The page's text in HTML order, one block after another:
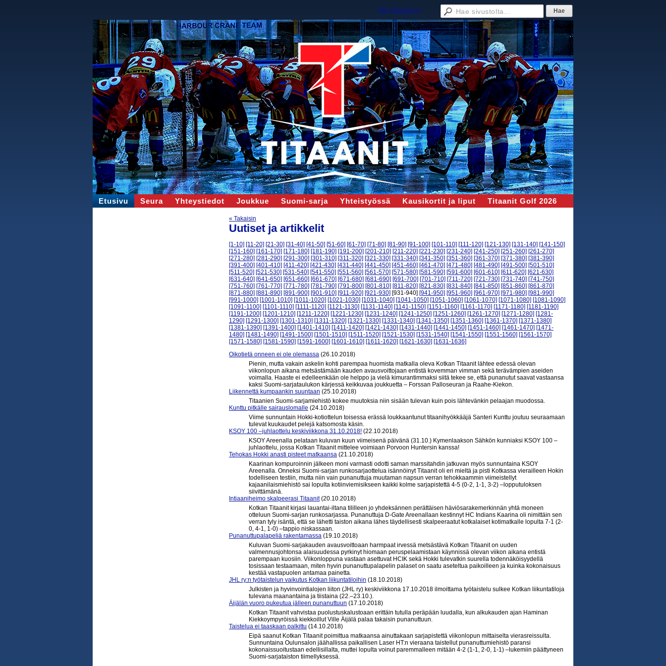
HK Titaanit ry
Etusivu Seura Yhteystiedot Joukkue Suomi-sarja Yhteistyössä Kausikortit ja liput Titaanit Golf 2026
« Takaisin
Uutiset ja artikkelit
[1-10] [11-20] [21-30] [31-40] [41-50] [51-60] [61-70] [71-80] [81-90] [91-100] [101-110] [111-120] [121-130] [131-140] [141-150]
[151-160] [161-170] [171-180] [181-190] [191-200] [201-210] [211-220] [221-230] [231-240] [241-250] [251-260] [261-270]
[271-280] [281-290] [291-300] [301-310] [311-320] [321-330] [331-340] [341-350] [351-360] [361-370] [371-380] [381-390]
[391-400] [401-410] [411-420] [421-430] [431-440] [441-450] [451-460] [461-470] [471-480] [481-490] [491-500] [501-510]
[511-520] [521-530] [531-540] [541-550] [551-560] [561-570] [571-580] [581-590] [591-600] [601-610] [611-620] [621-630]
[631-640] [641-650] [651-660] [661-670] [671-680] [681-690] [691-700] [701-710] [711-720] [721-730] [731-740] [741-750]
[751-760] [761-770] [771-780] [781-790] [791-800] [801-810] [811-820] [821-830] [831-840] [841-850] [851-860] [861-870]
[871-880] [881-890] [891-900] [901-910] [911-920] [921-930] [931-940] [941-950] [951-960] [961-970] [971-980] [981-990]
[991-1000] [1001-1010] [1011-1020] [1021-1030] [1031-1040] [1041-1050] [1051-1060] [1061-1070] [1071-1080] [1081-1090]
[1091-1100] [1101-1110] [1111-1120] [1121-1130] [1131-1140] [1141-1150] [1151-1160] [1161-1170] [1171-1180] [1181-1190]
[1191-1200] [1201-1210] [1211-1220] [1221-1230] [1231-1240] [1241-1250] [1251-1260] [1261-1270] [1271-1280] [1281-
1290] [1291-1300] [1301-1310] [1311-1320] [1321-1330] [1331-1340] [1341-1350] [1351-1360] [1361-1370] [1371-1380]
[1381-1390] [1391-1400] [1401-1410] [1411-1420] [1421-1430] [1431-1440] [1441-1450] [1451-1460] [1461-1470] [1471-
1480] [1481-1490] [1491-1500] [1501-1510] [1511-1520] [1521-1530] [1531-1540] [1541-1550] [1551-1560] [1561-1570]
[1571-1580] [1581-1590] [1591-1600] [1601-1610] [1611-1620] [1621-1630] [1631-1636]
Oikotietä onneen ei ole olemassa (26.10.2018)
Pienin, mutta vakain askelin kohti parempaa huomista matkalla oleva Kotkan Titaanit lähtee edessä olevan
viikonlopun aikana metsästämään kauden avausvoittojaan entistä kovemman vimman sekä terävämpien aseiden
voimalla. Haaste ei edelleenkään ole helppo ja vielä kimurantimmaksi siitä tekee se, että punanutut saavat vastaansa
kaksi Suomi-sarjataulukon kärjessä keikkuvaa joukkuetta – Forssan Palloseuran ja Raahe-Kiekon.
Liikennettä kumpaankin suuntaan (25.10.2018)
Titaanien Suomi-sarjamiehistö kokee muutoksia niin sisään tulevan kuin pois lähtevänkin pelaajan muodossa.
Kunttu pitkälle sairauslomalle (24.10.2018)
Viime sunnuntain Hokki-kotiottelun toisessa erässä loukkaantunut titaanihyökkääjä Santeri Kunttu joutuu seuraamaan
tulevat kuukaudet pelejä katsomosta käsin.
KSOY 100 –juhlaottelu keskiviikkona 31.10.2018! (22.10.2018)
KSOY Areenalla pelataan kuluvan kuun viimeisenä päivänä (31.10.) Kymenlaakson Sähkön kunniaksi KSOY 100 –
juhlaottelu, jossa Kotkan Titaanit mittelee voimiaan Porvoon Huntersin kanssa!
Tehokas Hokki anasti pisteet matkaansa (21.10.2018)
Kaarinan kompuroinnin jälkeen moni varmasti odotti saman marssitahdin jatkuvan myös sunnuntaina KSOY
Areenalla. Onneksi Suomi-sarjan runkosarjaottelua isännöinyt Titaanit oli eri mieltä ja pisti Kotkassa vierailleen Hokin
todelliseen testiin, mutta niin vain punanuttuja muutaman napsun verran tehokkaammin viimeistellyt
kajaanilaismiehistö sai lopulta kotiinviemisikseen kaikki kolme sarjapistettä 4-5 (0-2, 1-1, 3-2) –lopputuloksen
siivittämänä.
Intiaaniheimo skalpeerasi Titaanit (20.10.2018)
Kotkan Titaanit kirjasi lauantai-iltana tililleen jo yhdeksännen perättäisen häviösarakemerkinnän yhtä moneen
otteluun Suomi-sarjan runkosarjassa. Punanuttuja D-Gate Areenallaan kestinnyt HC Indians Kaarina oli nimittäin sen
verran tyly isäntä, että se lähetti taiston aikana lähes täydellisesti skalpeeraatut kotkalaiset kotimatkalle lopulta 7-1 (2-
0, 4-1, 1-0) –tappio niskassaan.
Punanuttupalapeliä rakentamassa (19.10.2018)
Kuluvan Suomi-sarjakauden avausvoittoaan harmpaat irvessä metsästävä Kotkan Titaanit on uuden
valmennusjohtonsa alaisuudessa pyrkinyt hiomaan peruspelaamistaan käynnissä olevan viikon aikana entistä
parempaan kuosiin. Viikonloppuna vastaan asettuvat HCIK sekä Hokki tulevatkin suurella todennäköisyydellä
tosissaan testaamaan, miten hyvin punanuttupalapelin palaset on saatu aseteltua paikoilleen ja kuinka kokonaisuus
kestää vastapuolen antamaa painetta.
JHL ry:n työtaistelun vaikutus Kotkan liikuntatiloihin (18.10.2018)
Julkisten ja hyvinvointialojen liiton (JHL ry) keskiviikkona 17.10.2018 ilmoittama työtaistelu sulkee Kotkan liikuntatiloja
tulevana maanantaina ja tiistaina (22.–23.10.).
Äijälän vuoro pukeutua jälleen punanuttuun (17.10.2018)
Kotkan Titaanit vahvistaa puolustuskalustoaan erittäin tutulla peräpään luudalla, kun alkukauden ajan Haminan
Kiekkoympyröissä kiekkoillut Ville Äijälä palaa takaisin punanuttuun.
Taistelua ei taaskaan palkittu (14.10.2018)
Eipä saanut Kotkan Titaanit poimittua matkaansa ainuttakaan sarjapistettä viikonlopun mittaiselta vierasreissulta.
Sunnuntaina Oulunsalon jäähallissa paikallisen Laser HT:n vieraana taistellut punanuttumiehistö paransi
kokonaissuoitustaan edellisillalta, muttei lopulta voinut paremmalleen mitään 4-2 (1-1, 2-0, 1-1) –lukemiin päättyneen
Suomi-sarjataiston tiimellyksessä.